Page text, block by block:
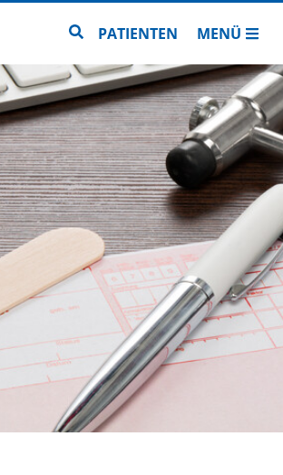
Zur Seitensuche
PATIENTEN MENÜ